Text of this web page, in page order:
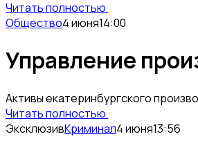
Читать полностью
Общество4 июня14:00
Управление
Активы екатеринбургского
Читать полностью
ЭксклюзивКриминал4 июня13:56